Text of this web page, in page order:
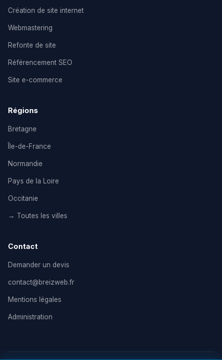
Création de site internet
Webmastering
Refonte de site
Référencement SEO
Site e-commerce
Régions
Bretagne
Île-de-France
Normandie
Pays de la Loire
Occitanie
→ Toutes les villes
Contact
Demander un devis
contact@breizweb.fr
Mentions légales
Administration